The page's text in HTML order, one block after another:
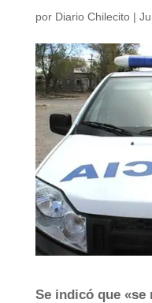
por Diario Chilecito|
Se indicó que